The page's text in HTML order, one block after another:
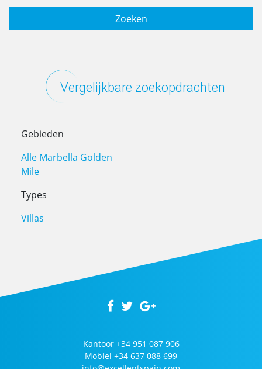
Zoeken
Vergelijkbare zoekopdrachten
Gebieden
Alle Marbella Golden
Mile
Types
Villas
Kantoor +34 951 087 906
Mobiel +34 637 088 699